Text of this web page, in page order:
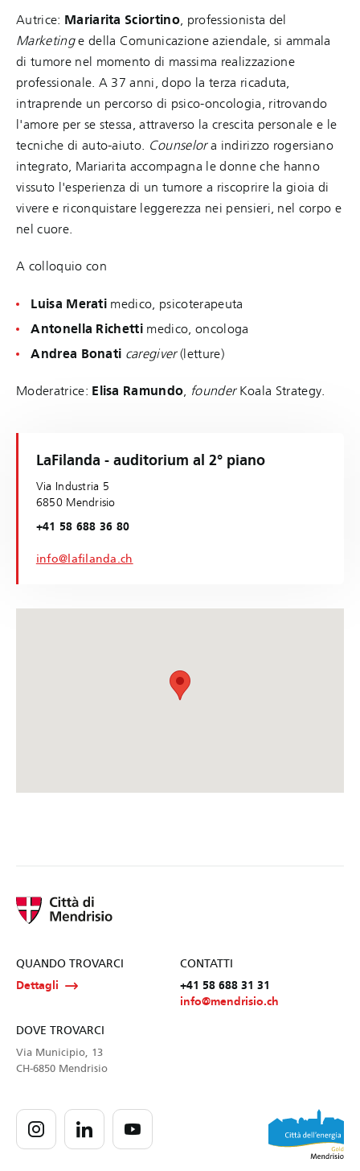
Autrice: Mariarita Sciortino , professionista del
Marketinge della Comunicazione aziendale, si ammala
di tumore nel momento di massima realizzazione
professionale. A 37 anni, dopo la terza ricaduta,
intraprende un percorso di psico-oncologia, ritrovando
l'amore per se stessa, attraverso la crescita personale e le
tecniche di auto-aiuto. Counselora indirizzo rogersiano
integrato, Mariarita accompagna le donne che hanno
vissuto l'esperienza di un tumore a riscoprire la gioia di
vivere e riconquistare leggerezza nei pensieri, nel corpo e
nel cuore.
A colloquio con
Luisa Merati medico, psicoterapeuta
Antonella Richetti medico, oncologa
Andrea Bonati caregiver(letture)
Moderatrice: Elisa Ramundo, founderKoala Strategy.
LaFilanda - auditorium al 2° piano
Via Industria 5
6850 Mendrisio
+41 58 688 36 80
info@lafilanda.ch
QUANDO TROVARCI
Dettagli
CONTATTI
+41 58 688 31 31
info@mendrisio.ch
DOVE TROVARCI
Via Municipio, 13
CH-6850 Mendrisio